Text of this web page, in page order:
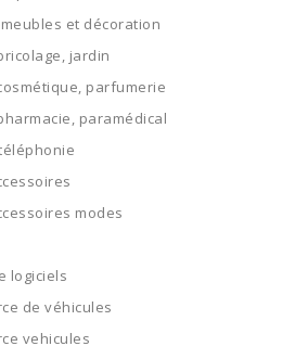
et décoration
jardin
parfumerie
paramédical
modes
logiciels
de véhicules
vehicules